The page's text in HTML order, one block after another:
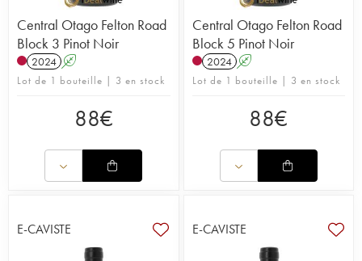
Central Otago Felton Road
Block 3 Pinot Noir
2024 A
Lot de 1 bouteille | 3 en stock
88€
Central Otago Felton Road
Block 5 Pinot Noir
2024 A
Lot de 1 bouteille | 3 en stock
88€
E-CAVISTE E-CAVISTE